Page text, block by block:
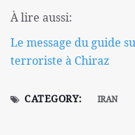
À lire aussi:
Le message du guide
terroriste à Chiraz
CATEGORY: IRAN